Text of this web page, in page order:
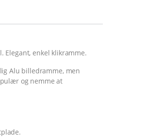
Elegant, enkel klikramme.
Alu billedramme, men
og nemme at